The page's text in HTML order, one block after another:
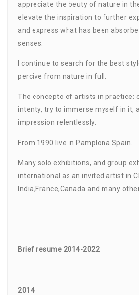
appreciate the beuty of nature in
elevate the inspiration to further
and express what has been
senses.
I continue to search for the best
percive from nature in full.
The concepto of artists in practice:
intenty, try to immerse myself in it,
impression relentlessly.
From 1990 live in Pamplona Spain.
Many solo exhibitions, and group
international as an invited artist in
India,France,Canada and many
Brief resume 2014-2022
2014